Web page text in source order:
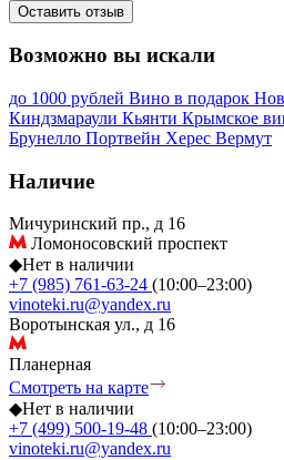
Оставить отзыв
Возможно вы искали
до 1000 рублей Вино в подарок
Киндзмараули Кьянти Крымское
Брунелло Портвейн Херес Вермут
Наличие
Мичуринский пр., д 16
Ломоносовский проспект
◆Нет в наличии
+7 (985) 761-63-24 (10:00–23:00)
vinoteki.ru@yandex.ru
Воротынская ул., д 16
Планерная
Смотреть на карте
◆Нет в наличии
+7 (499) 500-19-48 (10:00–23:00)
vinoteki.ru@yandex.ru